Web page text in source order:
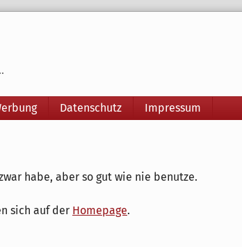
Datenschutz Impressum
habe, aber so gut wie nie benutze.
sich auf der Homepage.